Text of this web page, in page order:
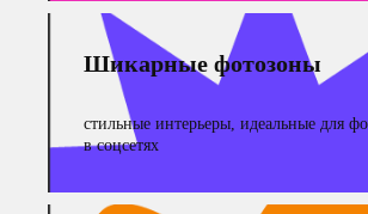
Шикарные фотозоны
стильные интерьеры, идеальные для
в соцсетях